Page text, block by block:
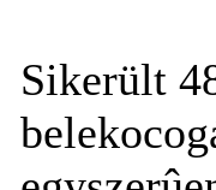
Sikerült